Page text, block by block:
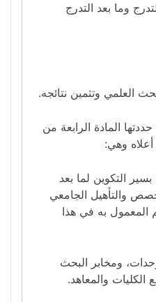
وما بعد التدرج
العلمي وتثمين نتائجه.
المادة الرابعة من
أعلاه وهي:
التكوين لما بعد
والتأهيل الجامعي
المعمول به في هذا
ومخابر البحث
الكليات والمعاهد.